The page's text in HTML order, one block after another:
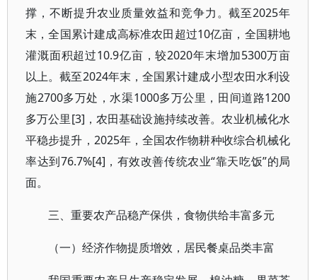
撑，不断提升农业质量效益和竞争力。截至2025年
末，全国累计建成高标准农田超过10亿亩，全国耕地
灌溉面积超过10.9亿亩，较2020年末增加5300万亩
以上。截至2024年末，全国累计建成小型农田水利设
施2700多万处，水渠1000多万公里，田间道路1200
多万公里[3]，农田基础设施持续改善。农业机械化水
平稳步提升，2025年，全国农作物耕种收综合机械化
率达到76.7%[4]，有效改善传统农业“靠天吃饭”的局
面。
三、重要农产品稳产保供，食物供给丰富多元
（一）经济作物提质增效，居民餐桌品类丰富